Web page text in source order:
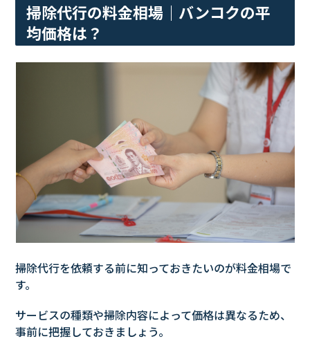
掃除代行の料金相場｜バンコクの平
均価格は？
掃除代行を依頼する前に知っておきたいのが料金相場で
す。
サービスの種類や掃除内容によって価格は異なるため、
事前に把握しておきましょう。